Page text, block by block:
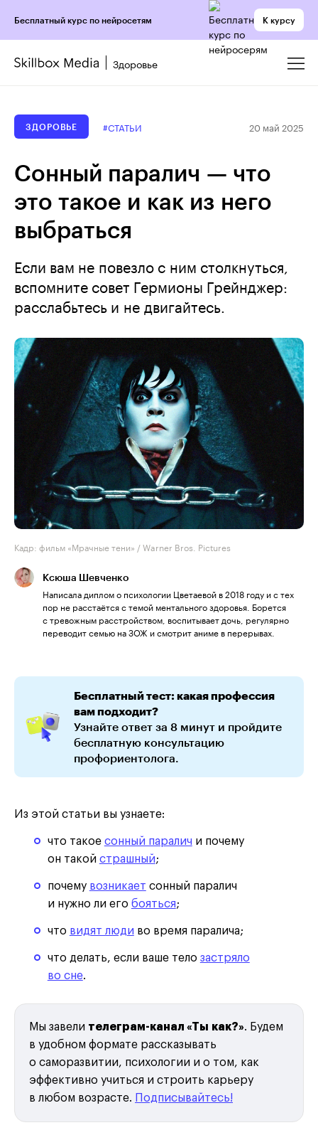
Бесплатный курс по нейросетям К курсу
Здоровье
ЗДОРОВЬЕ #СТАТЬИ 20 май 2025
Сонный паралич — что
это такое и как из него
выбраться
Если вам не повезло с ним столкнуться,
вспомните совет Гермионы Грейнджер:
расслабьтесь и не двигайтесь.
Кадр: фильм «Мрачные тени» / Warner Bros. Pictures
Ксюша Шевченко
Написала диплом о психологии Цветаевой в 2018 году и с тех
пор не расстаётся с темой ментального здоровья. Борется
с тревожным расстройством, воспитывает дочь, регулярно
переводит семью на ЗОЖ и смотрит аниме в перерывах.
Бесплатный тест: какая профессия
вам подходит?
Узнайте ответ за 8 минут и пройдите
бесплатную консультацию
профориентолога.
Из этой статьи вы узнаете:
что такое сонный паралич и почему
он такой страшный;
почему возникает сонный паралич
и нужно ли его бояться;
что видят люди во время паралича;
что делать, если ваше тело застряло
во сне.
Мы завели телеграм-канал «Ты как?». Будем
в удобном формате рассказывать
о саморазвитии, психологии и о том, как
эффективно учиться и строить карьеру
в любом возрасте. Подписывайтесь!